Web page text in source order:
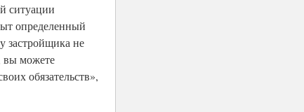
ситуации
определенный
застройщика не
вы можете
обязательств»,